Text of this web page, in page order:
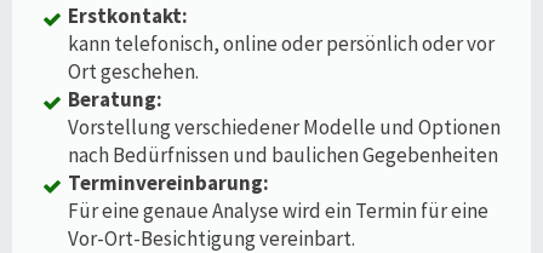
Erstkontakt:
kann telefonisch, online oder persönlich oder vor
Ort geschehen.
Beratung:
Vorstellung verschiedener Modelle und Optionen
nach Bedürfnissen und baulichen Gegebenheiten
Terminvereinbarung:
Für eine genaue Analyse wird ein Termin für eine
Vor-Ort-Besichtigung vereinbart.